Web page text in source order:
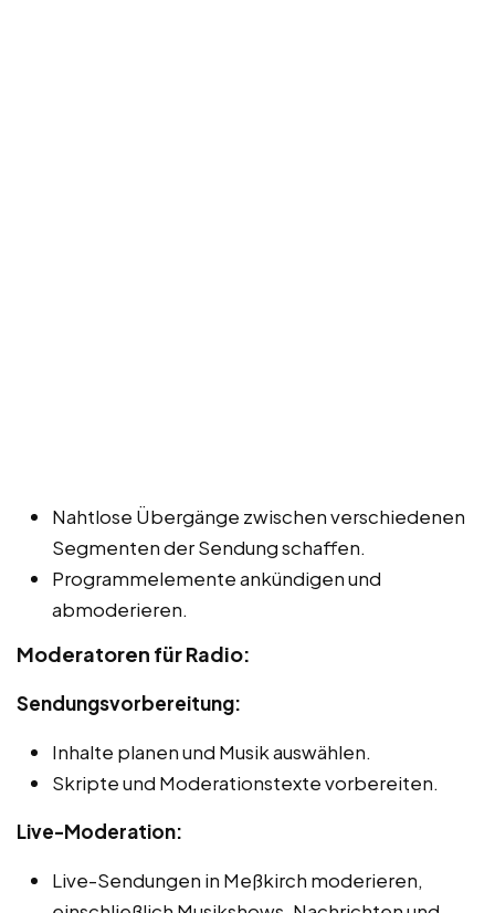
Nahtlose Übergänge zwischen verschiedenen
Segmenten der Sendung schaffen.
Programmelemente ankündigen und
abmoderieren.
Moderatoren für Radio:
Sendungsvorbereitung:
Inhalte planen und Musik auswählen.
Skripte und Moderationstexte vorbereiten.
Live-Moderation:
Live-Sendungen in Meßkirch moderieren,